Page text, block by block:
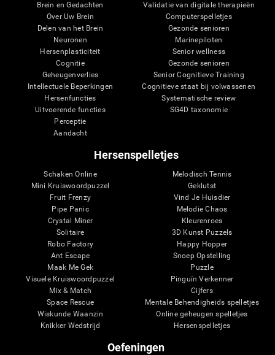
Brein en Gedachten
Over Uw Brein
Delen van het Brein
Neuronen
Hersenplasticiteit
Cognitie
Geheugenverlies
Intellectuele Beperkingen
Hersenfuncties
Uitvoerende functies
Perceptie
Aandacht
Validatie van digitale therapieën
Computerspelletjes
Gezonde senioren
Marinepiloten
Senior wellness
Gezonde senioren
Senior Cognitieve Training
Cognitieve staat bij volwassenen
Systematische review
SG4D taxonomie
Hersenspelletjes
Schaken Online
Mini Kruiswoordpuzzel
Fruit Frenzy
Pipe Panic
Crystal Miner
Solitaire
Robo Factory
Ant Escape
Maak Me Gek
Visuele Kruiswoordpuzzel
Mix & Match
Space Rescue
Wiskunde Waanzin
Knikker Wedstrijd
Melodisch Tennis
Geklutst
Vind Je Huisdier
Melodie Chaos
Kleurenroes
3D Kunst Puzzels
Happy Hopper
Snoep Opstelling
Puzzle
Pinguïn Verkenner
Cijfers
Mentale Behendigheids spelletjes
Online geheugen spelletjes
Hersenspelletjes
Oefeningen